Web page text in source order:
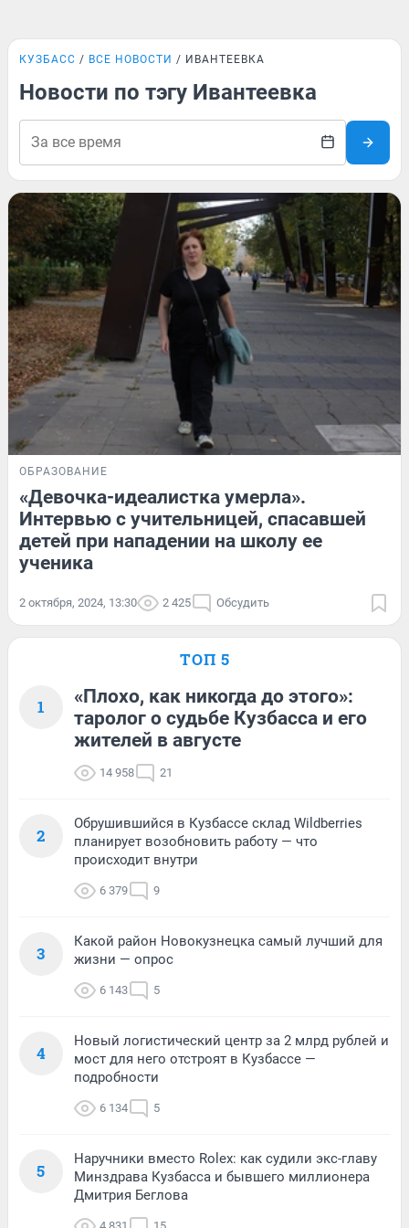
КУЗБАСС ВСЕ НОВОСТИ ИВАНТЕЕВКА
Новости по тэгу Ивантеевка
ОБРАЗОВАНИЕ
«Девочка-идеалистка умерла».
Интервью с учительницей, спасавшей
детей при нападении на школу ее
ученика
2 октября, 2024, 13:30 2 425 Обсудить
ТОП 5
1
«Плохо, как никогда до этого»:
таролог о судьбе Кузбасса и его
жителей в августе
14 958 21
2
Обрушившийся в Кузбассе склад Wildberries
планирует возобновить работу — что
происходит внутри
6 379 9
3
Какой район Новокузнецка самый лучший для
жизни — опрос
6 143 5
4
Новый логистический центр за 2 млрд рублей и
мост для него отстроят в Кузбассе —
подробности
6 134 5
5
Наручники вместо Rolex: как судили экс-главу
Минздрава Кузбасса и бывшего миллионера
Дмитрия Беглова